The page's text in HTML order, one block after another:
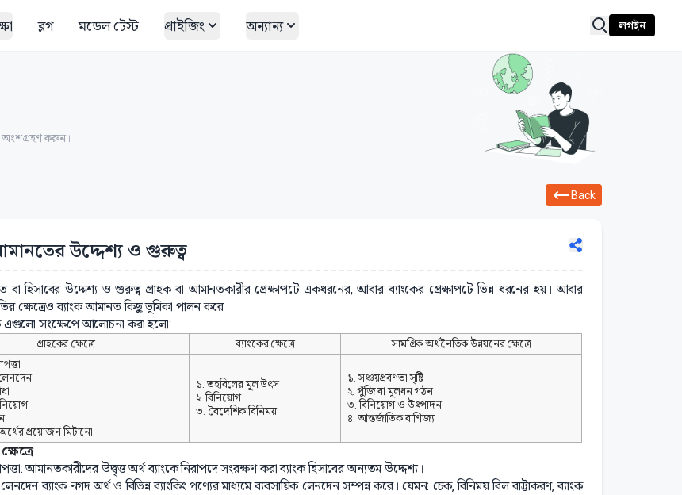
ব্লগ মডেল টেস্ট প্রাইজিং অন্যান্য লগইন
অংশগ্রহণ করুন।
Back
উদ্দেশ্য ও গুরুত্ব
বা হিসাবের উদ্দেশ্য ও গুরুত্ব গ্রাহক বা আমানতকারীর প্রেক্ষাপটে একধরনের, আবার ব্যাংকের প্রেক্ষাপটে ভিন্ন ধরনের হয়। আবার
ক্ষেত্রেও ব্যাংক আমানত কিছু ভূমিকা পালন করে।
এগুলো সংক্ষেপে আলোচনা করা হলো:
গ্রাহকের ক্ষেত্রে ব্যাংকের ক্ষেত্রে
সামগ্রিক অর্থনৈতিক উন্নয়নের ক্ষেত্রে
প্রয়োজন মিটানো
১. তহবিলের মূল উৎস
২. বিনিয়োগ
৩. বৈদেশিক বিনিময়
১. সঞ্চয়প্রবণতা সৃষ্টি
২. পুঁজি বা মূলধন গঠন
৩. বিনিয়োগ ও উৎপাদন
৪. আন্তর্জাতিক বাণিজ্য
আমানতকারীদের উদ্বৃত্ত অর্থ ব্যাংকে নিরাপদে সংরক্ষণ করা ব্যাংক হিসাবের অন্যতম উদ্দেশ্য।
ব্যাংক নগদ অর্থ ও বিভিন্ন ব্যাংকিং পণ্যের মাধ্যমে ব্যবসায়িক লেনদেন সম্পন্ন করে। যেমন: চেক, বিনিময় বিল বাট্টাকরণ, ব্যাংক